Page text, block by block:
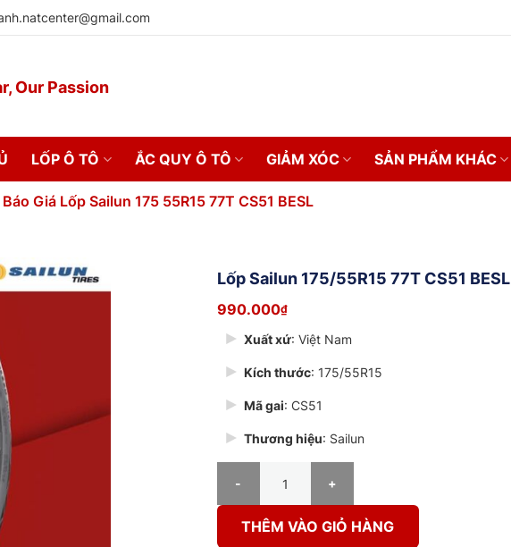
Our Passion
LỐP Ô TÔ ẮC QUY Ô TÔ GIẢM XÓC SẢN PHẨM KHÁC
Báo Giá Lốp Sailun 175 55R15 77T CS51 BESL
Lốp Sailun 175/55R15 77T CS51 BESL
990.000₫
Xuất xứ: Việt Nam
Kích thước: 175/55R15
Mã gai: CS51
Thương hiệu: Sailun
THÊM VÀO GIỎ HÀNG